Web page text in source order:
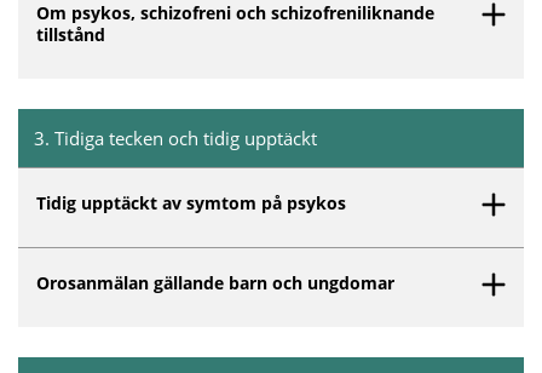
Om psykos, schizofreni och schizofreniliknande
tillstånd
3. Tidiga tecken och tidig upptäckt
Tidig upptäckt av symtom på psykos
Orosanmälan gällande barn och ungdomar
Inget innehåll matchar dina valda filter.